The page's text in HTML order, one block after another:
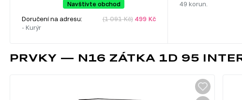
Navštivte obchod
Doručení na adresu:
- Kurýr
(1 091 Kč)499 Kč
49 korun.
PRVKY — N16 ZÁTKA 1D 95